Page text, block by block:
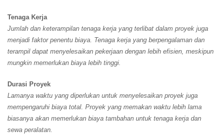
Tenaga Kerja
Jumlah dan keterampilan tenaga kerja yang terlibat dalam proyek juga
menjadi faktor penentu biaya. Tenaga kerja yang berpengalaman dan
terampil dapat menyelesaikan pekerjaan dengan lebih efisien, meskipun
mungkin memerlukan biaya lebih tinggi.
Durasi Proyek
Lamanya waktu yang diperlukan untuk menyelesaikan proyek juga
mempengaruhi biaya total. Proyek yang memakan waktu lebih lama
biasanya akan memerlukan biaya tambahan untuk tenaga kerja dan
sewa peralatan.